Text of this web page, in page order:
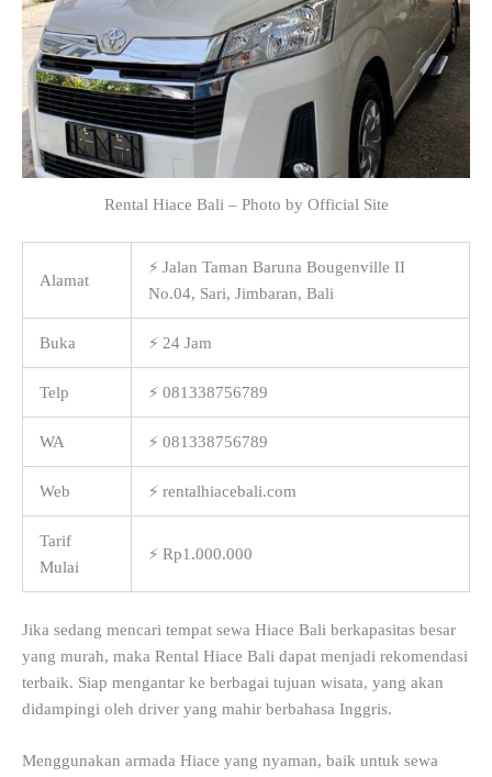
Rental Hiace Bali – Photo by Official Site
Alamat
⚡ Jalan Taman Baruna Bougenville II
No.04, Sari, Jimbaran, Bali
Buka ⚡ 24 Jam
Telp ⚡ 081338756789
WA ⚡ 081338756789
Web ⚡ rentalhiacebali.com
Tarif
Mulai
⚡ Rp1.000.000
Jika sedang mencari tempat sewa Hiace Bali berkapasitas besar
yang murah, maka Rental Hiace Bali dapat menjadi rekomendasi
terbaik. Siap mengantar ke berbagai tujuan wisata, yang akan
didampingi oleh driver yang mahir berbahasa Inggris.
Menggunakan armada Hiace yang nyaman, baik untuk sewa